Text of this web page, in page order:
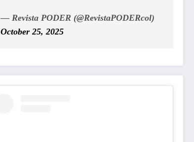
— Revista PODER (@RevistaPODERcol)
October 25, 2025